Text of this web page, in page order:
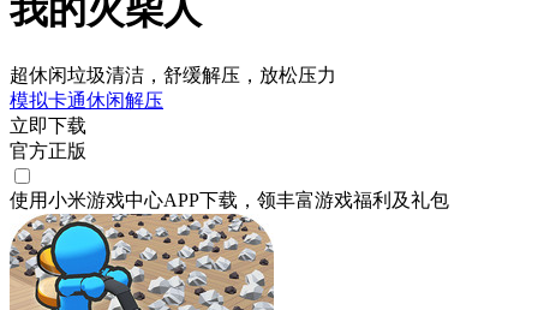
我的火柴人
超休闲垃圾清洁，舒缓解压，放松压力
模拟卡通休闲解压
立即下载
官方正版
使用小米游戏中心APP下载 ，领丰富游戏福利 及礼包